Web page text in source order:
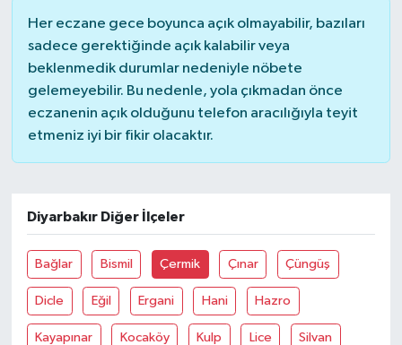
Her eczane gece boyunca açık olmayabilir, bazıları
sadece gerektiğinde açık kalabilir veya
beklenmedik durumlar nedeniyle nöbete
gelemeyebilir. Bu nedenle, yola çıkmadan önce
eczanenin açık olduğunu telefon aracılığıyla teyit
etmeniz iyi bir fikir olacaktır.
Diyarbakır Diğer İlçeler
Bağlar Bismil Çermik Çınar Çüngüş
Dicle Eğil Ergani Hani Hazro
Kayapınar Kocaköy Kulp Lice Silvan